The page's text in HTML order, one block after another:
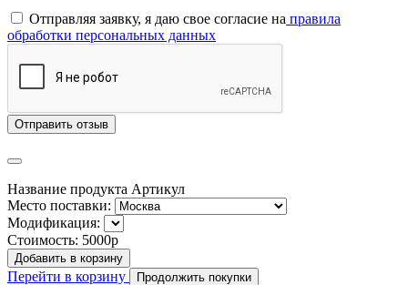
Отправляя заявку, я даю свое согласие на правила
обработки персональных данных
Отправить отзыв
Название продукта Артикул
Место поставки:
Модификация:
Стоимость: 5000р
Добавить в корзину
Перейти в корзину Продолжить покупки